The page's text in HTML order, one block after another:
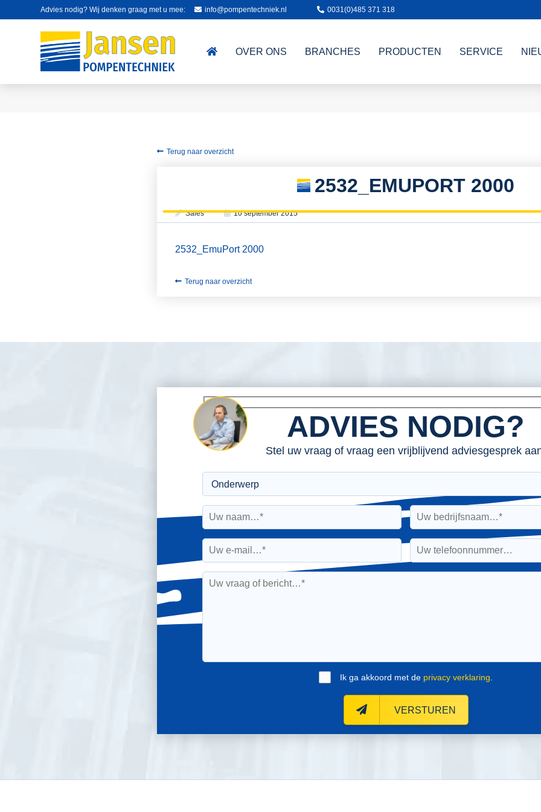
Advies nodig? Wij denken graag met u mee: info@pompentechniek.nl 0031(0)485 371 318
OVER ONS BRANCHES PRODUCTEN SERVICE
Terug naar overzicht
2532_EMUPORT 2000
Sales 10 september 2015
2532_EmuPort 2000
Terug naar overzicht
ADVIES NODIG?
Stel uw vraag of vraag een vrijblijvend adviesgesprek
Ik ga akkoord met de privacy verklaring
VERSTUREN